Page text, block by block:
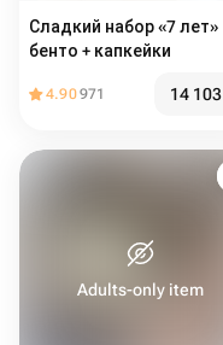
Сладкий набор «7 лет»
бенто + капкейки
4.90971 14 103
Adults-only item